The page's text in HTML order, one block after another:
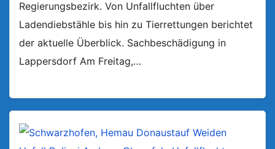
Regierungsbezirk. Von Unfallfluchten über
Ladendiebstähle bis hin zu Tierrettungen berichtet
der aktuelle Überblick. Sachbeschädigung in
Lappersdorf Am Freitag,…